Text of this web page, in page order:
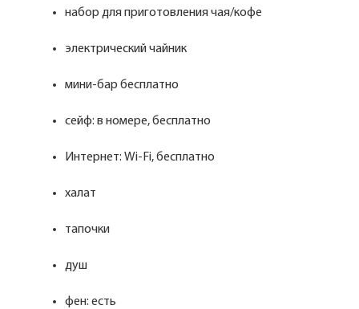
набор для приготовления чая/кофе
электрический чайник
мини-бар бесплатно
сейф: в номере, бесплатно
Интернет: Wi-Fi, бесплатно
халат
тапочки
душ
фен: есть